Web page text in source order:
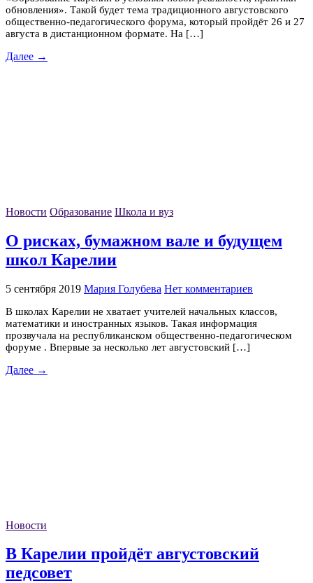
обновления». Такой будет тема традиционного августовского
общественно-педагогического форума, который пройдёт 26 и 27
августа в дистанционном формате. На […]
Далее →
Новости Образование Школа и вуз
О рисках, бумажном вале и будущем
школ Карелии
5 сентября 2019 Мария Голубева Нет комментариев
В школах Карелии не хватает учителей начальных классов,
математики и иностранных языков. Такая информация
прозвучала на республиканском общественно-педагогическом
форуме . Впервые за несколько лет августовский […]
Далее →
Новости
В Карелии пройдёт августовский
педсовет